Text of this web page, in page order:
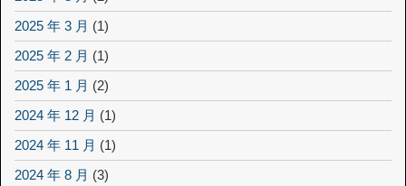
2025 年 3 月 (1)
2025 年 2 月 (1)
2025 年 1 月 (2)
2024 年 12 月 (1)
2024 年 11 月 (1)
2024 年 8 月 (3)